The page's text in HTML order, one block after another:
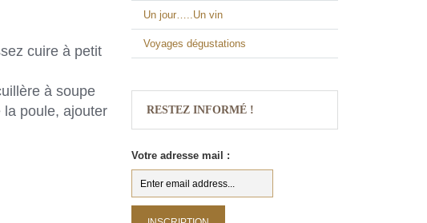
cuire à petit
à soupe
la poule, ajouter
Un jour…..Un vin
Voyages dégustations
RESTEZ INFORMÉ !
Votre adresse mail :